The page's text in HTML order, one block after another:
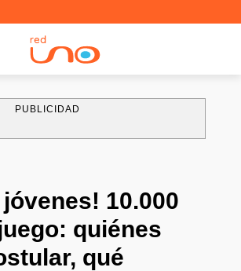
PUBLICIDAD
10.000
quiénes
qué